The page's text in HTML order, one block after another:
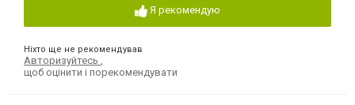
Я рекомендую
Ніхто ще не рекомендував
Авторизуйтесь
щоб оцінити і порекомендувати